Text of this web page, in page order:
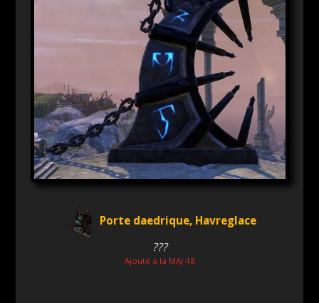
Porte daedrique, Havreglace
???
Ajouté à la MAJ 48